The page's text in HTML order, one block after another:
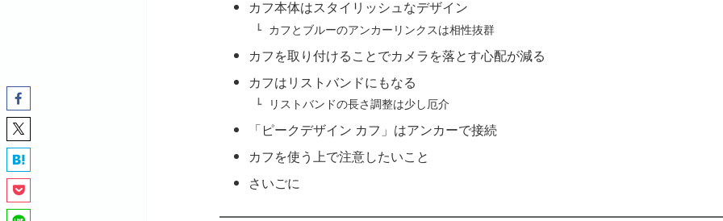
カフ本体はスタイリッシュなデザイン
カフとブルーのアンカーリンクスは相性抜群
カフを取り付けることでカメラを落とす心配が減る
カフはリストバンドにもなる
リストバンドの長さ調整は少し厄介
「ピークデザイン カフ」はアンカーで接続
カフを使う上で注意したいこと
さいごに